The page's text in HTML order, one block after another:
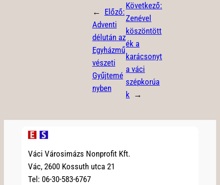
← Előző:
Adventi
délután az
Egyházmű
vészeti
Gyűjtemé
nyben
Következő:
Zenével
köszöntött
ék a
karácsonyt
a váci
szépkorúa
k →
Váci Városimázs Nonprofit Kft.
Vác, 2600 Kossuth utca 21
Tel: 06-30-583-6767